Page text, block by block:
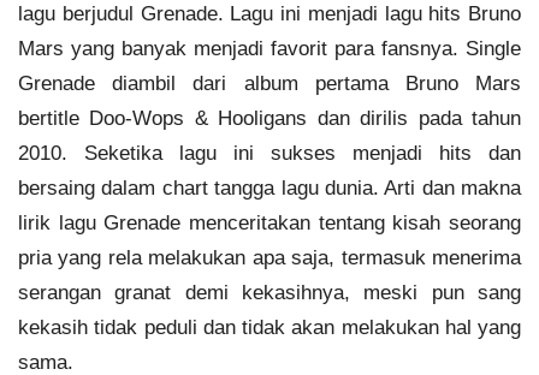
lagu berjudul Grenade. Lagu ini menjadi lagu hits Bruno
Mars yang banyak menjadi favorit para fansnya. Single
Grenade diambil dari album pertama Bruno Mars
bertitle Doo-Wops & Hooligans dan dirilis pada tahun
2010. Seketika lagu ini sukses menjadi hits dan
bersaing dalam chart tangga lagu dunia. Arti dan makna
lirik lagu Grenade menceritakan tentang kisah seorang
pria yang rela melakukan apa saja, termasuk menerima
serangan granat demi kekasihnya, meski pun sang
kekasih tidak peduli dan tidak akan melakukan hal yang
sama.